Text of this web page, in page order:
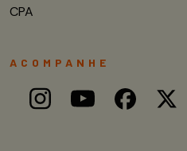
CPA
ACOMPANHE